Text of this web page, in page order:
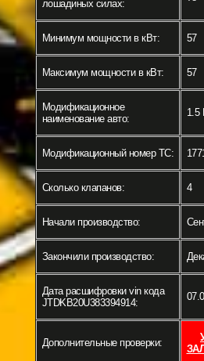
лошадиных силах:
Минимум мощности в кВт: 57
Максимум мощности в кВт: 57
Модификационное
наименование авто:
1.5
Модификационный номер ТС:
Сколько клапанов: 4
Начали производство:
Закончили производство:
Дата расшифровки vin кода
JTDKB20U383394914:
Дополнительные проверки: